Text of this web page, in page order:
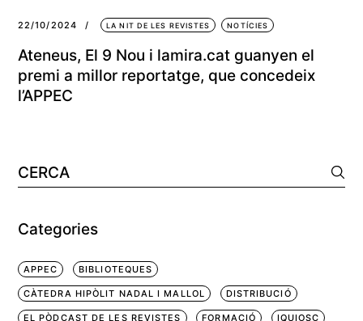
22/10/2024 LA NIT DE LES REVISTES NOTÍCIES
Ateneus, El 9 Nou i lamira.cat guanyen el
premi a millor reportatge, que concedeix
l’APPEC
Categories
APPEC BIBLIOTEQUES
CÀTEDRA HIPÒLIT NADAL I MALLOL DISTRIBUCIÓ
EL PÒDCAST DE LES REVISTES FORMACIÓ IQUIOSC